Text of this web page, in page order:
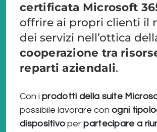
certificata Microsoft
offrire ai propri clienti il
dei servizi nell’ottica
cooperazione tra
reparti aziendali.
Con i prodotti della suite
possibile lavorare con ogni
dispositivo perpartecipare a